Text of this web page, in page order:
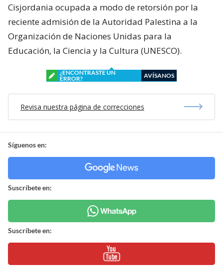
Cisjordania ocupada a modo de retorsión por la
reciente admisión de la Autoridad Palestina a la
Organización de Naciones Unidas para la
Educación, la Ciencia y la Cultura (UNESCO).
¿ENCONTRASTE UN
ERROR?
AVÍSANOS
Revisa nuestra página de correcciones
Síguenos en:
Suscríbete en:
Suscríbete en: